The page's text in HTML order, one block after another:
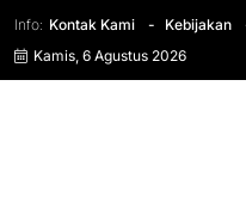
Info: Kontak Kami Kebijakan
Kamis, 6 Agustus 2026